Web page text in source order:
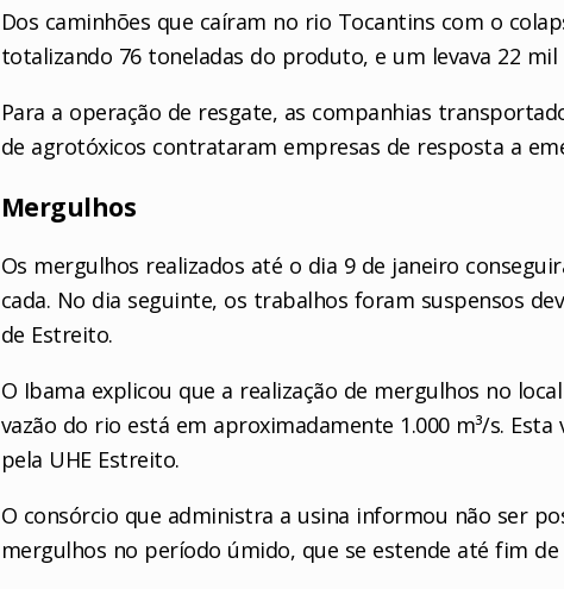
Dos caminhões que caíram no rio Tocantins com o
totalizando 76 toneladas do produto, e um levava 22
Para a operação de resgate, as companhias
de agrotóxicos contrataram empresas de resposta a
Mergulhos
Os mergulhos realizados até o dia 9 de janeiro
cada. No dia seguinte, os trabalhos foram suspensos
de Estreito.
O Ibama explicou que a realização de mergulhos no
vazão do rio está em aproximadamente 1.000 m³/s.
pela UHE Estreito.
O consórcio que administra a usina informou não ser
mergulhos no período úmido, que se estende até fim de